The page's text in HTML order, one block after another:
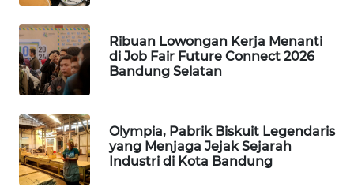
Ribuan Lowongan Kerja Menanti
di Job Fair Future Connect 2026
Bandung Selatan
Olympia, Pabrik Biskuit Legendaris
yang Menjaga Jejak Sejarah
Industri di Kota Bandung
ALPERKLINAS
FORJASIDA
TAMBANG
NEWS
SITUNGIR